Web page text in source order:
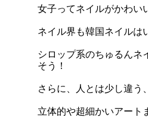
女子ってネイルがかわい
ネイル界も韓国ネイル
シロップ系のちゅるんネ
そう！
さらに、人とは少し違う
立体的や超細かいアー